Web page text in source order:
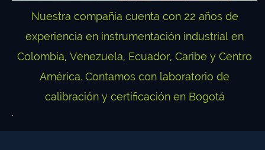
Nuestra compañía cuenta con 22 años de
experiencia en instrumentación industrial en
Colombia, Venezuela, Ecuador, Caribe y Centro
América. Contamos con laboratorio de
calibración y certificación en Bogotá